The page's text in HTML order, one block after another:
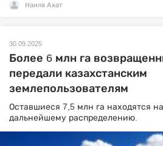
Наиля Ахат
30.09.2025
Более 6 млн га
передали казахстанским
землепользователям
Оставшиеся 7,5 млн га находятся
дальнейшему распределению.